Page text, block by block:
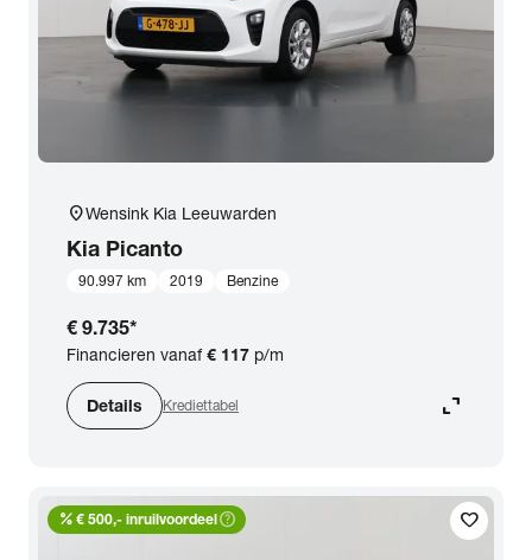
location_onWensink Kia Leeuwarden
Kia Picanto
90.997 km 2019 Benzine
€ 9.735*
Financieren vanaf€ 117 p/m
Details Krediettabel expand_content
favorite
percent € 500,- inruilvoordeelhelp_outline